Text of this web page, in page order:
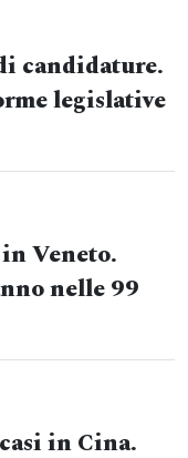
candidature.
legislative
Veneto.
nelle 99
in Cina.